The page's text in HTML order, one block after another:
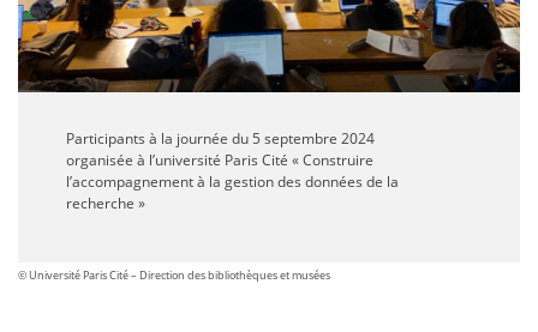
Participants à la journée du 5 septembre 2024
organisée à l’université Paris Cité « Construire
l’accompagnement à la gestion des données de la
recherche »
© Université Paris Cité – Direction des bibliothèques et musées